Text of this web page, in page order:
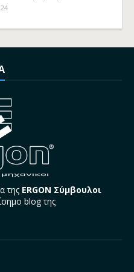
της ERGON Σύμβουλοι
blog της